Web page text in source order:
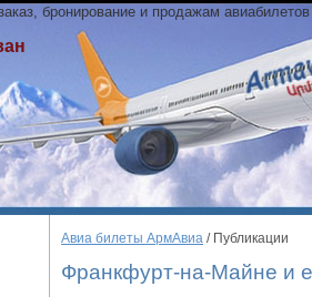
бронирование и продажам
Авиа билеты АрмАвиа / Публикации
Франкфурт-на-Майне и